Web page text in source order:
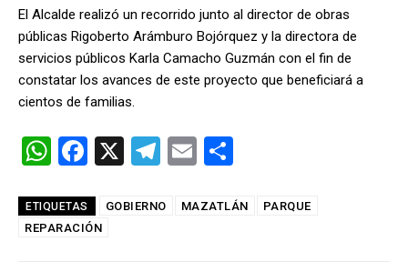
El Alcalde realizó un recorrido junto al director de obras
públicas Rigoberto Arámburo Bojórquez y la directora de
servicios públicos Karla Camacho Guzmán con el fin de
constatar los avances de este proyecto que beneficiará a
cientos de familias.
W
at
s
F
ce
b
X
T
e
E
ail m
ETIQUETAS GOBIERNO MAZATLÁN
PARQUE
REPARACIÓN